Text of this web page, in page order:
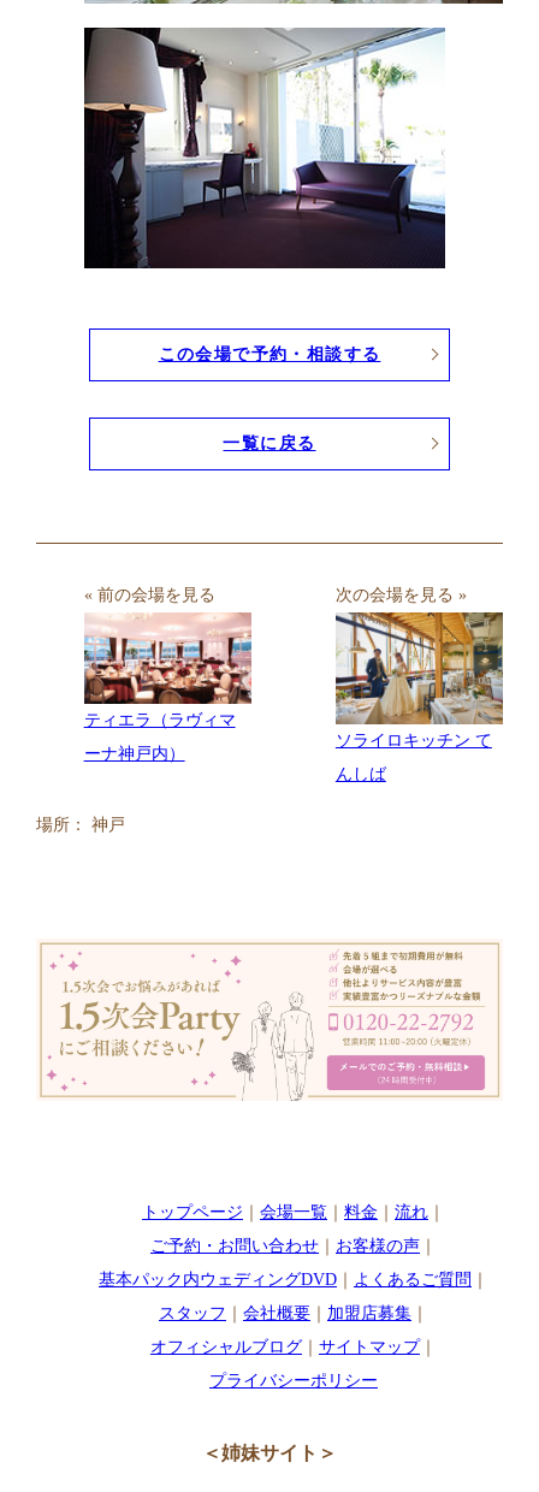
この会場で予約・相談する
一覧に戻る
« 前の会場を見る
ティエラ（ラヴィマ
ーナ神戸内）
次の会場を見る »
ソライロキッチン て
んしば
場所： 神戸
トップページ 会場一覧｜ 料金 流れ｜
ご予約・お問い合わせ｜ お客様の声｜
基本パック内ウェディングDVD｜ よくあるご質問
スタッフ
会社概要｜ 加盟店募集｜
オフィシャルブログ｜ サイトマップ｜
プライバシーポリシー
＜姉妹サイト＞